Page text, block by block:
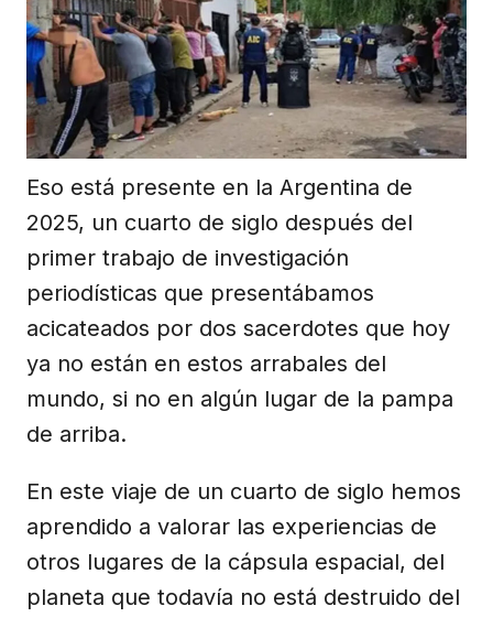
Eso está presente en la Argentina de
2025, un cuarto de siglo después del
primer trabajo de investigación
periodísticas que presentábamos
acicateados por dos sacerdotes que hoy
ya no están en estos arrabales del
mundo, si no en algún lugar de la pampa
de arriba.
En este viaje de un cuarto de siglo hemos
aprendido a valorar las experiencias de
otros lugares de la cápsula espacial, del
planeta que todavía no está destruido del